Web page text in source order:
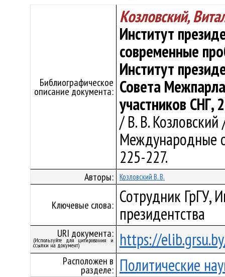
Библиографическое
описание документа:
Козловский,
Институт
современные
Институт
Совета
участников СНГ,
/ В. В.
Международные
225-227.
Авторы: Козловский В. В.
Ключевые слова: Сотрудник ГрГУ,
президентства
URI документа:
(Используйте для цитирования и
ссылки на документ) https://
Расположен в
разделе: Политические